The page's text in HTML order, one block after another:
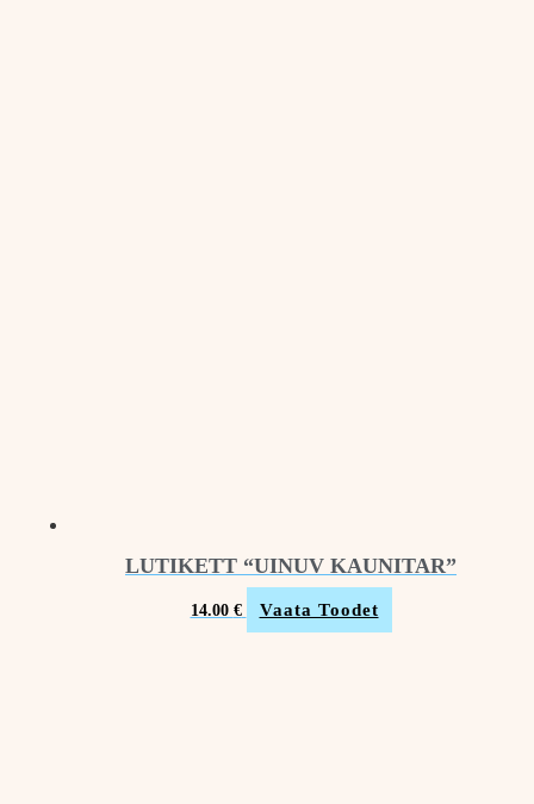
LUTIKETT “UINUV KAUNITAR”
14.00 € Vaata Toodet